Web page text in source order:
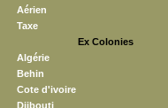
Aérien
Taxe
Ex Colonies
Algérie
Behin
Cote d'ivoire
Djibouti